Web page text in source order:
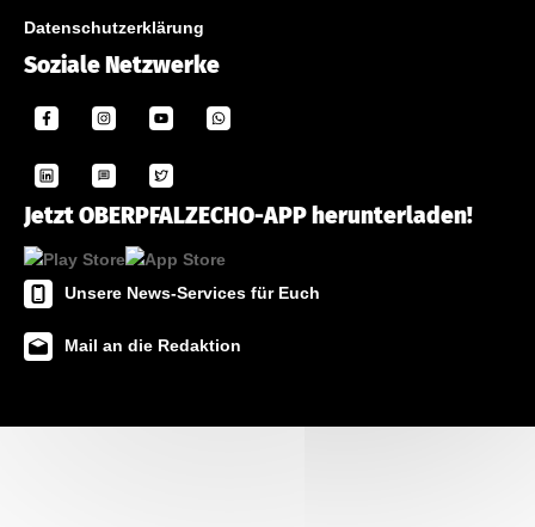
Datenschutzerklärung
Soziale Netzwerke
Jetzt OBERPFALZECHO-APP herunterladen!
Unsere News-Services für Euch
Mail an die Redaktion